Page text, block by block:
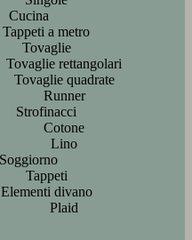
Cucina
Tappeti a metro
Tovaglie
Tovaglie rettangolari
Tovaglie quadrate
Runner
Strofinacci
Cotone
Lino
Soggiorno
Tappeti
Elementi divano
Plaid